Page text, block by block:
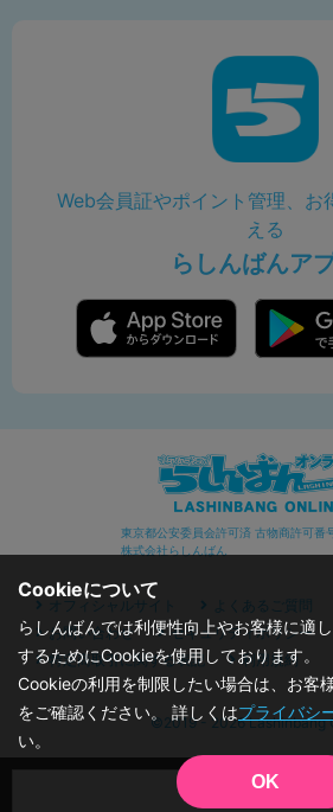
品切状態
Web会員証やポイント管理、お
える
らしんばんア
東京都公安委員会許可済 古物商許可
株式会社らしんばん
オフィシャルサイト よくあるご質問
お問い合わせ
セキュリティポリシー
特定商取引に関する表記
利用規約
©2019 - 2026 Lashinbang
Cookieについて
らしんばんでは利便性向上やお客様に適
するためにCookieを使用しております。
Cookieの利用を制限したい場合は、お客
をご確認ください。 詳しくはプライバシ
い。
OK